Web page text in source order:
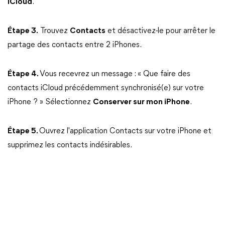
iCloud.
Étape 3. Trouvez Contacts et désactivez-le pour arrêter le
partage des contacts entre 2 iPhones.
Étape 4. Vous recevrez un message : « Que faire des
contacts iCloud précédemment synchronisé(e) sur votre
iPhone ? » Sélectionnez Conserver sur mon iPhone.
Étape 5.Ouvrez l'application Contacts sur votre iPhone et
supprimez les contacts indésirables.